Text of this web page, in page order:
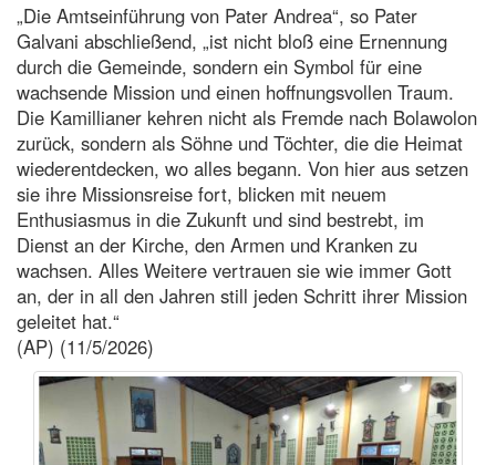
„Die Amtseinführung von Pater Andrea“, so Pater
Galvani abschließend, „ist nicht bloß eine Ernennung
durch die Gemeinde, sondern ein Symbol für eine
wachsende Mission und einen hoffnungsvollen Traum.
Die Kamillianer kehren nicht als Fremde nach Bolawolon
zurück, sondern als Söhne und Töchter, die die Heimat
wiederentdecken, wo alles begann. Von hier aus setzen
sie ihre Missionsreise fort, blicken mit neuem
Enthusiasmus in die Zukunft und sind bestrebt, im
Dienst an der Kirche, den Armen und Kranken zu
wachsen. Alles Weitere vertrauen sie wie immer Gott
an, der in all den Jahren still jeden Schritt ihrer Mission
geleitet hat.“
(AP) (11/5/2026)